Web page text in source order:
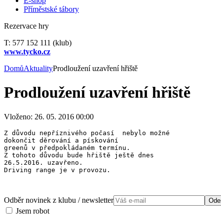
Příměstské tábory
Rezervace hry
T: 577 152 111 (klub)
www.tycko.cz
DomůAktualityProdloužení uzavření hřiště
Prodloužení uzavření hřiště
Vloženo: 26. 05. 2016 00:00
Z důvodu nepříznivého počasí  nebylo možné
dokončit děrování a pískování
greenů v předpokládaném termínu.
Z tohoto důvodu bude hřiště ještě dnes
26.5.2016. uzavřeno.
Driving range je v provozu.
Odběr novinek z klubu / newsletter
Jsem robot